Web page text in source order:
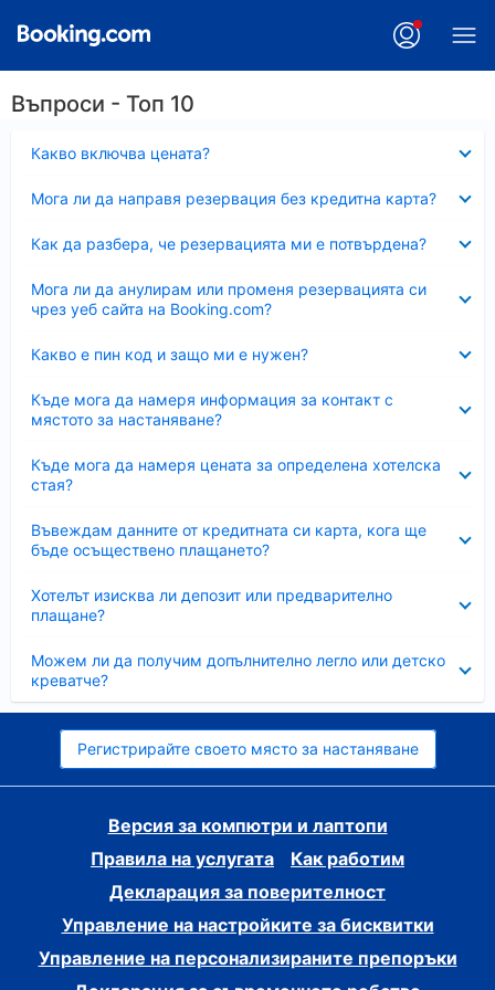
Въпроси - Топ 10
Какво включва цената?
Мога ли да направя резервация без кредитна карта?
Как да разбера, че резервацията ми е потвърдена?
Мога ли да анулирам или променя резервацията си
чрез уеб сайта на Booking.com?
Какво е пин код и защо ми е нужен?
Къде мога да намеря информация за контакт с
мястото за настаняване?
Къде мога да намеря цената за определена хотелска
стая?
Въвеждам данните от кредитната си карта, кога ще
бъде осъществено плащането?
Хотелът изисква ли депозит или предварително
плащане?
Можем ли да получим допълнително легло или детско
креватче?
Регистрирайте своето място за настаняване
Версия за компютри и лаптопи
Правила на услугата
Как работим
Декларация за поверителност
Управление на настройките за бисквитки
Управление на персонализираните препоръки